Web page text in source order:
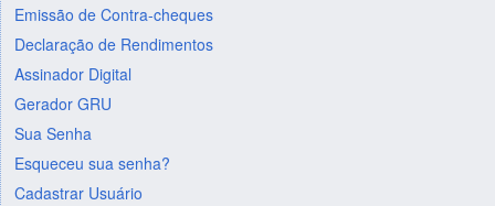
Emissão de Contra-cheques
Declaração de Rendimentos
Assinador Digital
Gerador GRU
Sua Senha
Esqueceu sua senha?
Cadastrar Usuário